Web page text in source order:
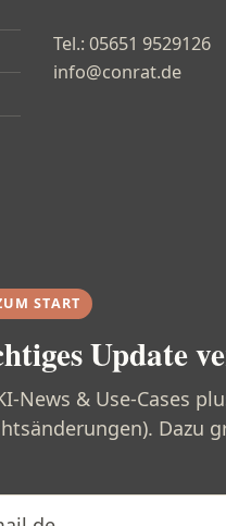
Tel.: 05651 9529126
info@conrat.de
START
Update
News & Use-Cases
Dazu